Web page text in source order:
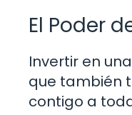
El Poder
Invertir en
que también
contigo a